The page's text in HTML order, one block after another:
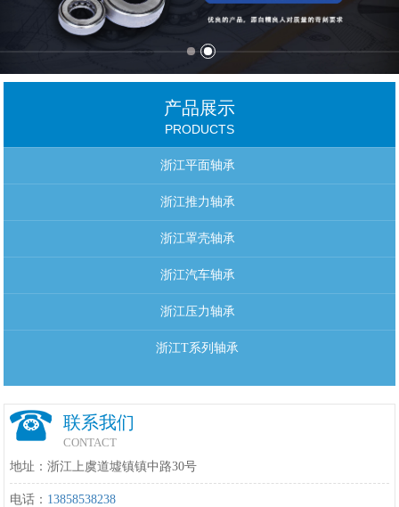
产品展示
PRODUCTS
浙江平面轴承
浙江推力轴承
浙江罩壳轴承
浙江汽车轴承
浙江压力轴承
浙江T系列轴承
联系我们
CONTACT
地址：浙江上虞道墟镇镇中路30号
电话： 13858538238